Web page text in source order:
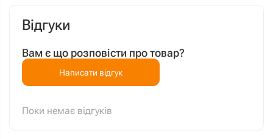
Відгуки
Вам є що розповісти про товар?
Написати відгук
Поки немає відгуків